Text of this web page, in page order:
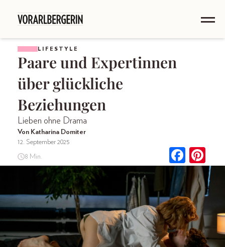
LIFESTYLE
Paare und Expertinnen
über glückliche
Beziehungen
Lieben ohne Drama
Von Katharina Domiter
12. September 2025
8 Min.